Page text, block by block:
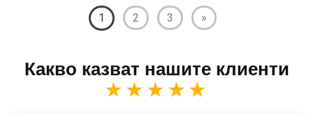
1 2 3 »
Какво казват нашите клиенти
★★★★★